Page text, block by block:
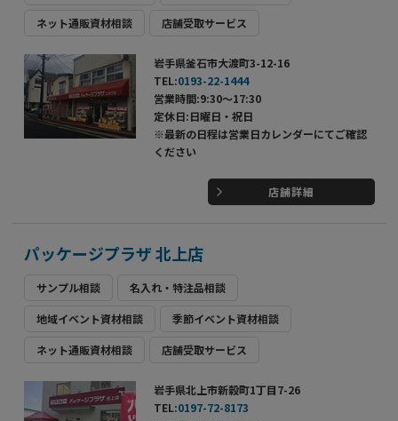
ネット通販資材相談 店舗受取サービス
岩手県釜石市大渡町3-12-16
TEL:0193-22-1444
営業時間:9:30～17:30
定休日:日曜日・祝日
※最新の日程は営業日カレンダーにてご確認
ください
店舗詳細
パッケージプラザ 北上店
サンプル相談 名入れ・特注品相談
地域イベント資材相談 季節イベント資材相談
ネット通販資材相談 店舗受取サービス
岩手県北上市新穀町1丁目7-26
TEL:0197-72-8173